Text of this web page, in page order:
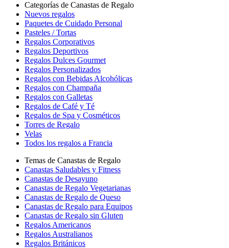
Categorías de Canastas de Regalo
Nuevos regalos
Paquetes de Cuidado Personal
Pasteles / Tortas
Regalos Corporativos
Regalos Deportivos
Regalos Dulces Gourmet
Regalos Personalizados
Regalos con Bebidas Alcohólicas
Regalos con Champaña
Regalos con Galletas
Regalos de Café y Té
Regalos de Spa y Cosméticos
Torres de Regalo
Velas
Todos los regalos a Francia
Temas de Canastas de Regalo
Canastas Saludables y Fitness
Canastas de Desayuno
Canastas de Regalo Vegetarianas
Canastas de Regalo de Queso
Canastas de Regalo para Equipos
Canastas de Regalo sin Gluten
Regalos Americanos
Regalos Australianos
Regalos Británicos